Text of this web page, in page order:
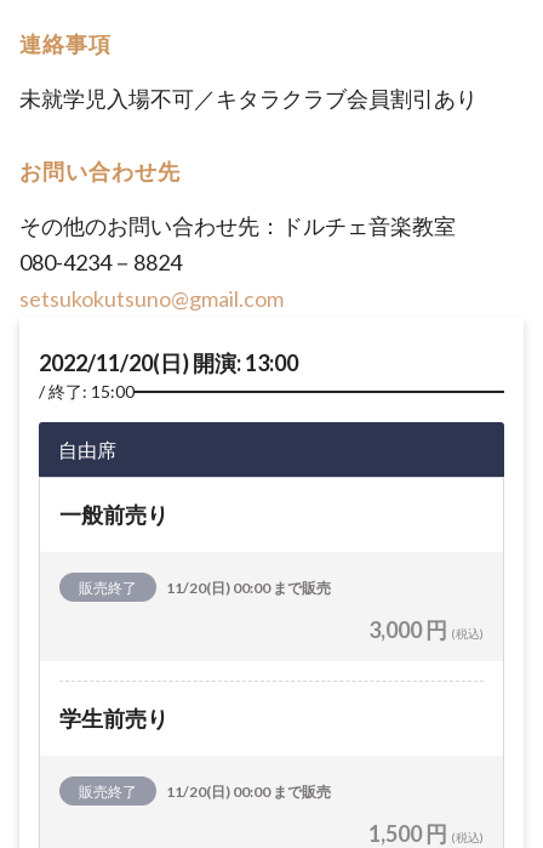
連絡事項
未就学児入場不可／キタラクラブ会員割引あり
お問い合わせ先
その他のお問い合わせ先：ドルチェ音楽教室
080-4234－8824
setsukokutsuno@gmail.com
2022/11/20(日) 開演: 13:00
終了: 15:00
自由席
一般前売り
販売終了 11/20(日) 00:00 まで販売
3,000 円 (税込)
学生前売り
販売終了 11/20(日) 00:00 まで販売
1,500 円 (税込)